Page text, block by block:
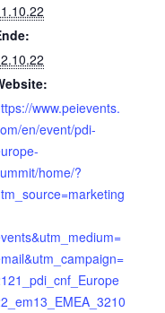
www.peievents.
en/event/pdi-
home/?